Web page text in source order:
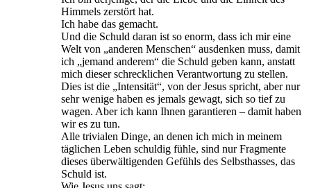
Himmels zerstört hat.
Ich habe das gemacht.
Und die Schuld daran ist so enorm, dass ich mir eine
Welt von „anderen Menschen“ ausdenken muss, damit
ich „jemand anderem“ die Schuld geben kann, anstatt
mich dieser schrecklichen Verantwortung zu stellen.
Dies ist die „Intensität“, von der Jesus spricht, aber nur
sehr wenige haben es jemals gewagt, sich so tief zu
wagen. Aber ich kann Ihnen garantieren – damit haben
wir es zu tun.
Alle trivialen Dinge, an denen ich mich in meinem
täglichen Leben schuldig fühle, sind nur Fragmente
dieses überwältigenden Gefühls des Selbsthasses, das
Schuld ist.